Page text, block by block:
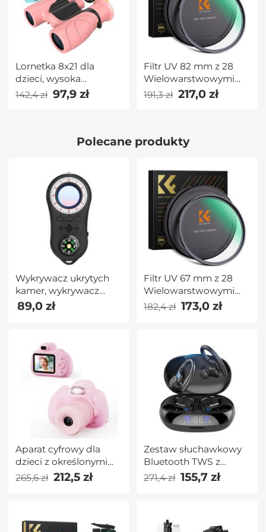
ramie * 4)
Lornetka 8x21 dla
dzieci, wysoka
rozdzielczość, odporna
na wstrząsy,
obserwacji ptaków,
nauki, gier
szpiegowskich i
odkrywania różu
142,4 zł 97,9 zł
Filtr UV 82 mm z 28
Wielowarstwowymi
Powłokami
HD/Ultracienkie
na Zarysowania - Seria
191,3 zł 217,0 zł
Polecane produkty
Wykrywacz ukrytych
kamer, wykrywacz
szpiegów licznika,
wykrywacz
podczerwień z
kompasem i 8 diodami
LED, wykrywacz
kamery hotelowej lub
domowej w kolorze
czarnym
89,0 zł
Filtr UV 67 mm z 28
Wielowarstwowymi
Powłokami
HD/Ultracienkie
na Zarysowania - Seria
Nano x
182,4 zł 173,0 zł
Aparat cyfrowy dla
dzieci z określonymi
urządzeniami 48MP
Auto Focus dla 3-12 lat
265,6 zł 212,5 zł
Zestaw słuchawkowy
Bluetooth TWS z
mikrofonem Sportowy
zaczep na ucho
zestaw słuchawkowy
271,4 zł 155,7 zł